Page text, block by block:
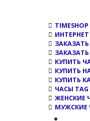
TIMESHOP
ИНТЕРНЕТ
КУПИТЬ
КУПИТЬ
КУПИТЬ
ЧАСЫ TAG
ЖЕНСКИЕ
МУЖСКИЕ